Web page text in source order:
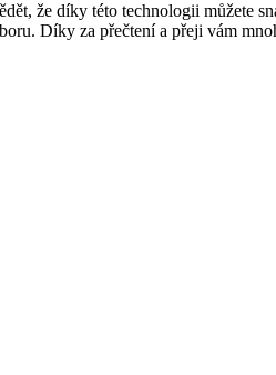
že díky této technologii můžete
Díky za přečtení a přeji vám